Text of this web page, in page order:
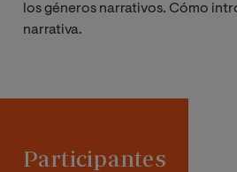
los géneros narrativos. Cómo
narrativa.
Participantes